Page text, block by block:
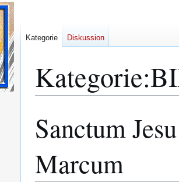
Kategorie:
Navigation
Suche
Sanctum
Marcum
Kategorie Diskussion